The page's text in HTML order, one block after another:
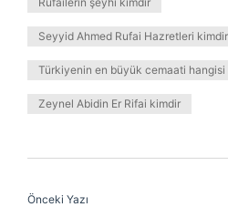
Seyyid Ahmed Rufai Hazretleri kimdir
Türkiyenin en büyük cemaati hangisi
Zeynel Abidin Er Rifai kimdir
Önceki Yazı